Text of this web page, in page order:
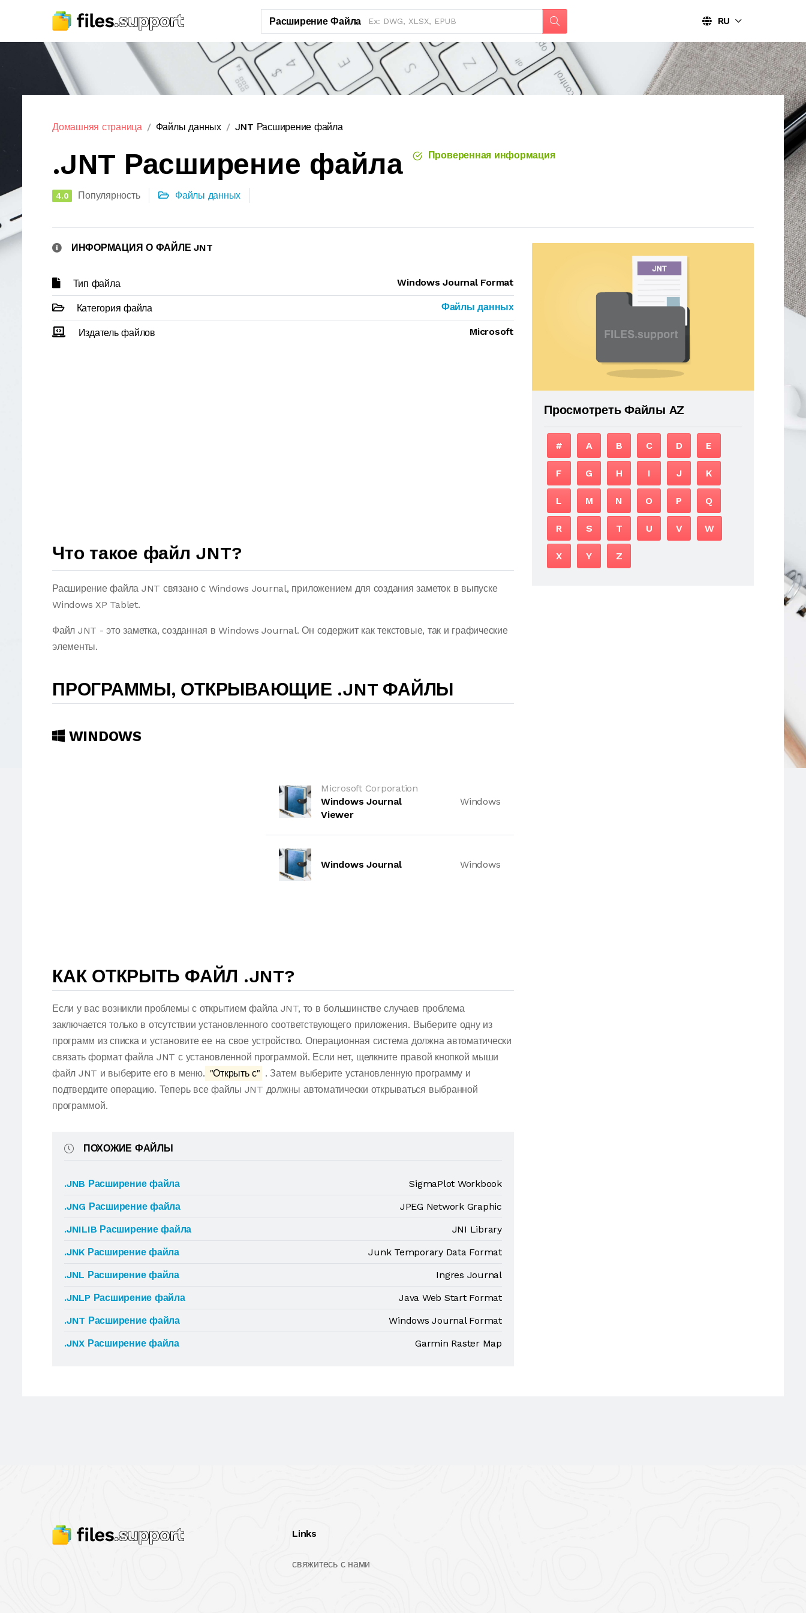
Расширение Файла RU
Домашняя страница Файлы данных JNT Расширение файла
.JNT Расширение файла Проверенная информация
4.0 Популярность Файлы данных
ИНФОРМАЦИЯ О ФАЙЛЕ JNT
Тип файла Windows Journal Format
Категория файла Файлы данных
Издатель файлов Microsoft
Что такое файл JNT?
Расширение файла JNT связано с Windows Journal, приложением для создания заметок в выпуске
Windows XP Tablet.
Файл JNT - это заметка, созданная в Windows Journal. Он содержит как текстовые, так и графические
элементы.
ПРОГРАММЫ, ОТКРЫВАЮЩИЕ .JNT ФАЙЛЫ
WINDOWS
Microsoft Corporation
Windows Journal
Viewer
Windows
Windows Journal Windows
КАК ОТКРЫТЬ ФАЙЛ .JNT?
Если у вас возникли проблемы с открытием файла JNT, то в большинстве случаев проблема
заключается только в отсутствии установленного соответствующего приложения. Выберите одну из
программ из списка и установите ее на свое устройство. Операционная система должна автоматически
связать формат файла JNT с установленной программой. Если нет, щелкните правой кнопкой мыши
файл JNT и выберите его в меню. "Открыть с" . Затем выберите установленную программу и
подтвердите операцию. Теперь все файлы JNT должны автоматически открываться выбранной
программой.
ПОХОЖИЕ ФАЙЛЫ
.JNB Расширение файла
SigmaPlot Workbook
.JNG Расширение файла
JPEG Network Graphic
.JNILIB Расширение файла
JNI Library
.JNK Расширение файла
Junk Temporary Data Format
.JNL Расширение файла
Ingres Journal
.JNLP Расширение файла
Java Web Start Format
.JNT Расширение файла
Windows Journal Format
.JNX Расширение файла
Garmin Raster Map
Просмотреть Файлы AZ
# A B C D E
F G H I J K
L M N O P Q
R S T U V W
X Y Z
Links
свяжитесь с нами